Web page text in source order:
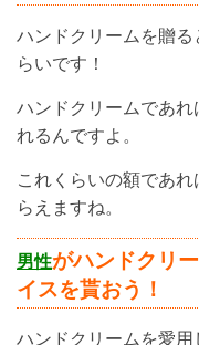
ハンドクリームを贈
らいです！
ハンドクリームであ
れるんですよ。
これくらいの額であ
らえますね。
男性がハンドクリ
イスを貰おう！
ハンドクリームを愛